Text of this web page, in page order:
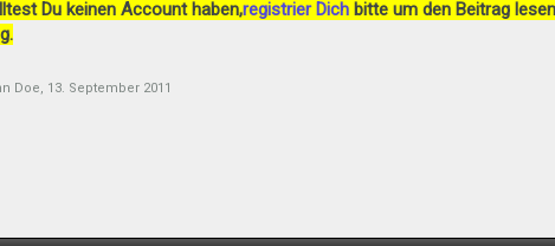
Du keinen Account haben,registrier Dich bitte um den Beitrag
Doe, 13. September 2011